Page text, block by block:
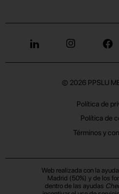
© 2026 PPSLU
Política de
Política de
Términos y
Web realizada con la
Madrid (50%) y de los
dentro de las ayudas